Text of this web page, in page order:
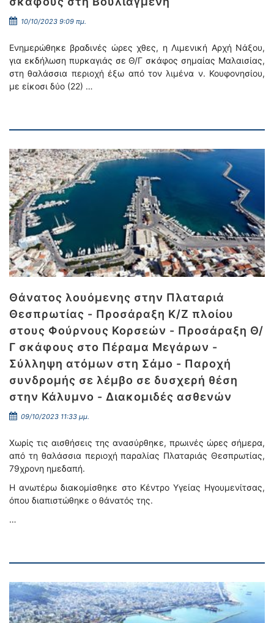
10/10/2023 9:09 πμ.
Ενημερώθηκε βραδινές ώρες χθες, η Λιμενική Αρχή Νάξου,
για εκδήλωση πυρκαγιάς σε Θ/Γ σκάφος σημαίας Μαλαισίας,
στη θαλάσσια περιοχή έξω από τον λιμένα ν. Κουφονησίου,
με είκοσι δύο (22) …
Θάνατος λουόμενης στην Πλαταριά
Θεσπρωτίας - Προσάραξη Κ/Ζ πλοίου
στους Φούρνους Κορσεών - Προσάραξη Θ/
Γ σκάφους στο Πέραμα Μεγάρων -
Σύλληψη ατόμων στη Σάμο - Παροχή
συνδρομής σε λέμβο σε δυσχερή θέση
στην Κάλυμνο - Διακομιδές ασθενών
09/10/2023 11:33 μμ.
Χωρίς τις αισθήσεις της ανασύρθηκε, πρωινές ώρες σήμερα,
από τη θαλάσσια περιοχή παραλίας Πλαταριάς Θεσπρωτίας,
79χρονη ημεδαπή.
Η ανωτέρω διακομίσθηκε στο Κέντρο Υγείας Ηγουμενίτσας,
όπου διαπιστώθηκε ο θάνατός της.
…